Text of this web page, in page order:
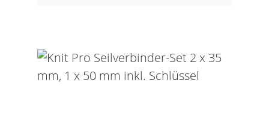
wechselbaren Nadelspitzen verbunden
werden. Für eine 40er Rundstricknadel
sollten Sie kurze Nadelspitzen auswählen.